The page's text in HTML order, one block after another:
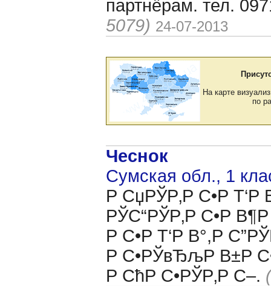
партнёрам. тел.
5079) 24-07-2013
На карте
по
Чеснок
Сумская обл., 1
Р СџРЎР‚Р С•Р
РЎС“РЎР‚Р С•Р
Р С•Р Т‘Р В°,Р
Р С•РЎвЂљР В±Р
Р СћР С•РЎР‚Р С–.